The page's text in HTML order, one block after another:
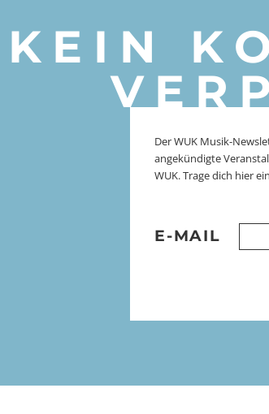
KEIN
Der WUK Musik-
angekündigte
WUK. Trage dich hier
E-MAIL